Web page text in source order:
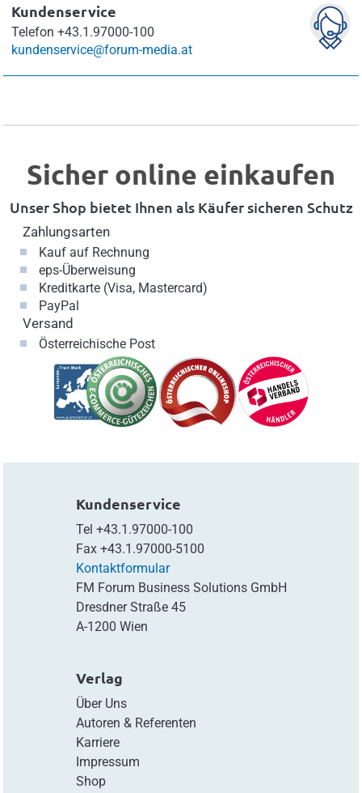
Kundenservice
Telefon +43.1.97000-100
kundenservice@forum-media.at
Sicher online einkaufen
Unser Shop bietet Ihnen als Käufer sicheren Schutz
Zahlungsarten
Kauf auf Rechnung
eps-Überweisung
Kreditkarte (Visa, Mastercard)
PayPal
Versand
Österreichische Post
Kundenservice
Tel +43.1.97000-100
Fax +43.1.97000-5100
Kontaktformular
FM Forum Business Solutions GmbH
Dresdner Straße 45
A-1200 Wien
Verlag
Über Uns
Autoren & Referenten
Karriere
Impressum
Shop